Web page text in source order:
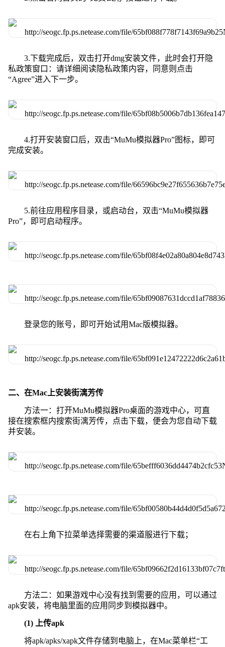
3.下载完成后，双击打开dmg安装文件，此时会打开隐
私政策窗口：请详细阅读隐私政策内容，同意则点击
“Agree”进入下一步。
4.打开安装窗口后，双击“MuMu模拟器Pro”图标，即可
完成安装。
5.前往应用程序目录，或启动台，双击“MuMu模拟器
Pro”，即可启动程序。
登录您的账号，即可开始试用Mac版模拟器。
二、在Mac上安装街漓芳传
方法一：打开MuMu模拟器Pro桌面的游戏中心，可直
接在搜索框内搜索街漓芳传，点击下载，便会为您自动下载
并安装。
在右上角下拉菜单选择需要的渠道服进行下载；
方法二：如果游戏中心没有找到需要的应用，可以通过
apk安装，将电脑里面的应用同步到模拟器中。
(1) 上传apk
将apk/apks/xapk文件存储到电脑上，在Mac菜单栏“工